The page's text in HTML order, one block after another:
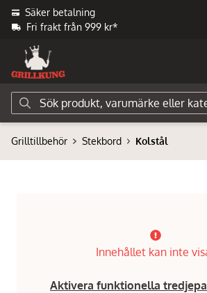
Säker betalning
Fri frakt från 999 kr*
Grilltillbehör Stekbord Kolstål
Innehållet kan inte
Aktivera funktionella